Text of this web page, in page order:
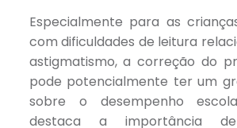
Especialmente para as
com dificuldades de leitura
astigmatismo, a correção do
pode potencialmente ter um
sobre o desempenho
destaca a importância